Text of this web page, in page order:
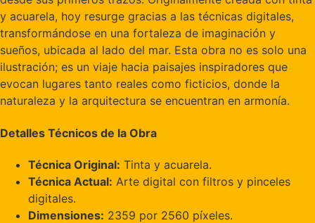
y acuarela, hoy resurge gracias a las técnicas digitales,
transformándose en una fortaleza de imaginación y
sueños, ubicada al lado del mar. Esta obra no es solo una
ilustración; es un viaje hacia paisajes inspiradores que
evocan lugares tanto reales como ficticios, donde la
naturaleza y la arquitectura se encuentran en armonía.
Detalles Técnicos de la Obra
Técnica Original: Tinta y acuarela.
Técnica Actual: Arte digital con filtros y pinceles
digitales.
Dimensiones: 2359 por 2560 píxeles.